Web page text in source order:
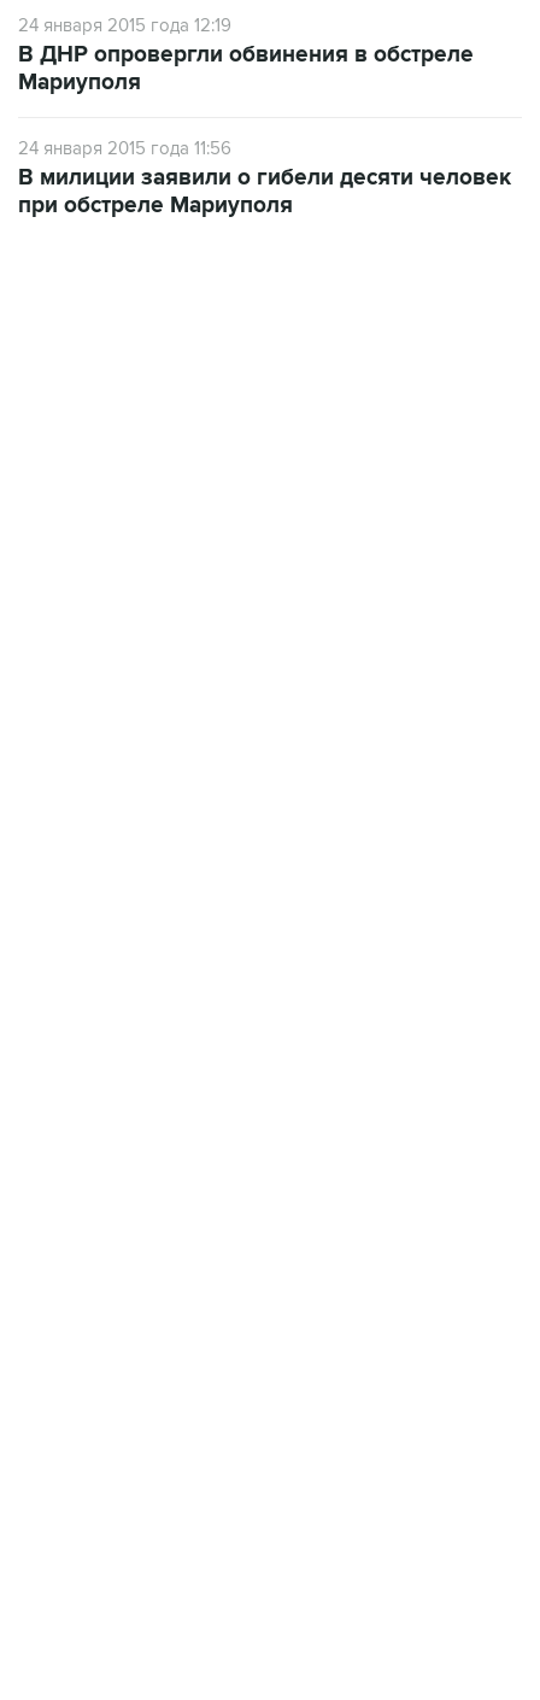
24 января 2015 года 12:19
В ДНР опровергли обвинения в обстреле
Мариуполя
24 января 2015 года 11:56
В милиции заявили о гибели десяти человек
при обстреле Мариуполя